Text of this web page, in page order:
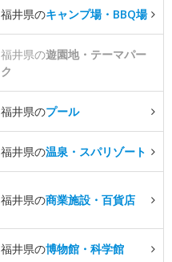
福井県のキャンプ場・BBQ場
福井県の遊園地・テーマパー
ク
福井県のプール
福井県の温泉・スパリゾート
福井県の商業施設・百貨店
福井県の博物館・科学館